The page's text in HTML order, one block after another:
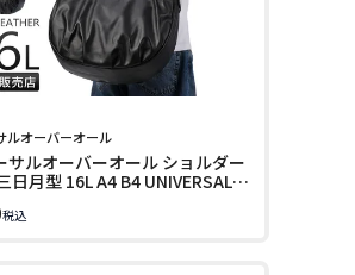
ルオーバーオール
サルオーバーオール ショルダー
日月型 16L A4 B4 UNIVERSAL
税込